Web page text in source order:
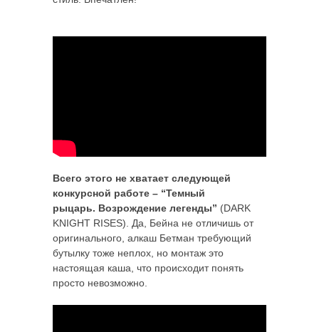
Всего этого не хватает следующей
конкурсной работе – “Темный
рыцарь. Возрождение легенды” (DARK
KNIGHT RISES). Да, Бейна не отличишь от
оригинального, алкаш Бетман требующий
бутылку тоже неплох, но монтаж это
настоящая каша, что происходит понять
просто невозможно.